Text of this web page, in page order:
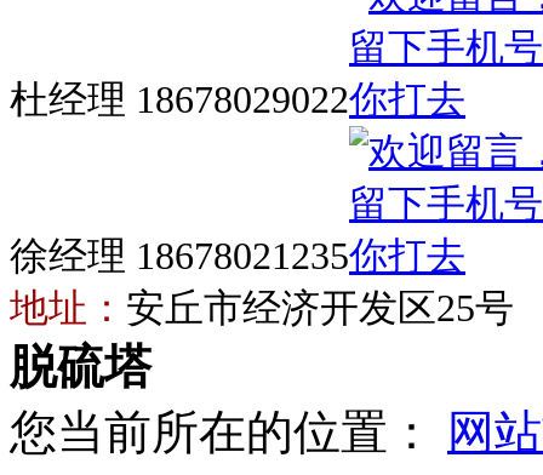
杜经理 18678029022
徐经理 18678021235
地址： 安丘市经济开发区25号
脱硫塔
您当前所在的位置：
网